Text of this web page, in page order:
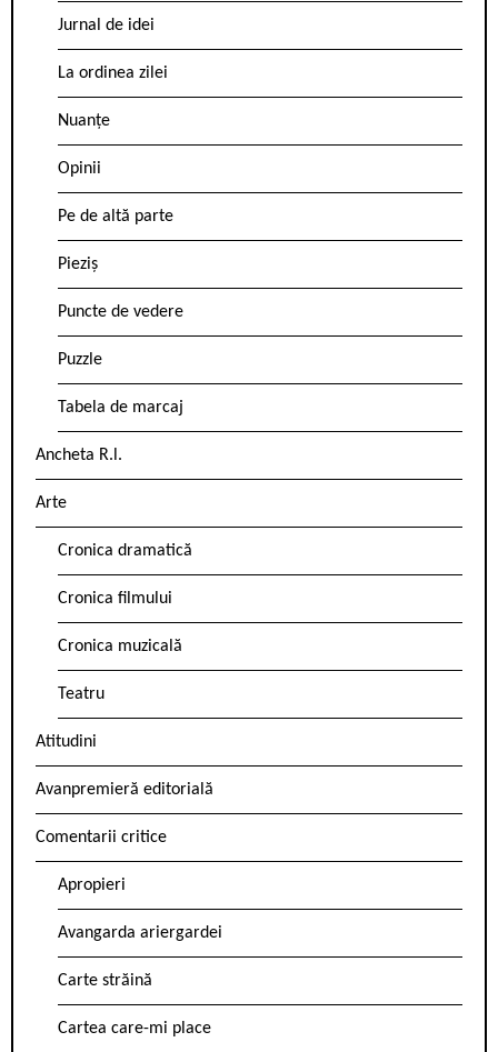
Jurnal de idei
La ordinea zilei
Nuanțe
Opinii
Pe de altă parte
Pieziș
Puncte de vedere
Puzzle
Tabela de marcaj
Ancheta R.l.
Arte
Cronica dramatică
Cronica filmului
Cronica muzicală
Teatru
Atitudini
Avanpremieră editorială
Comentarii critice
Apropieri
Avangarda ariergardei
Carte străină
Cartea care-mi place